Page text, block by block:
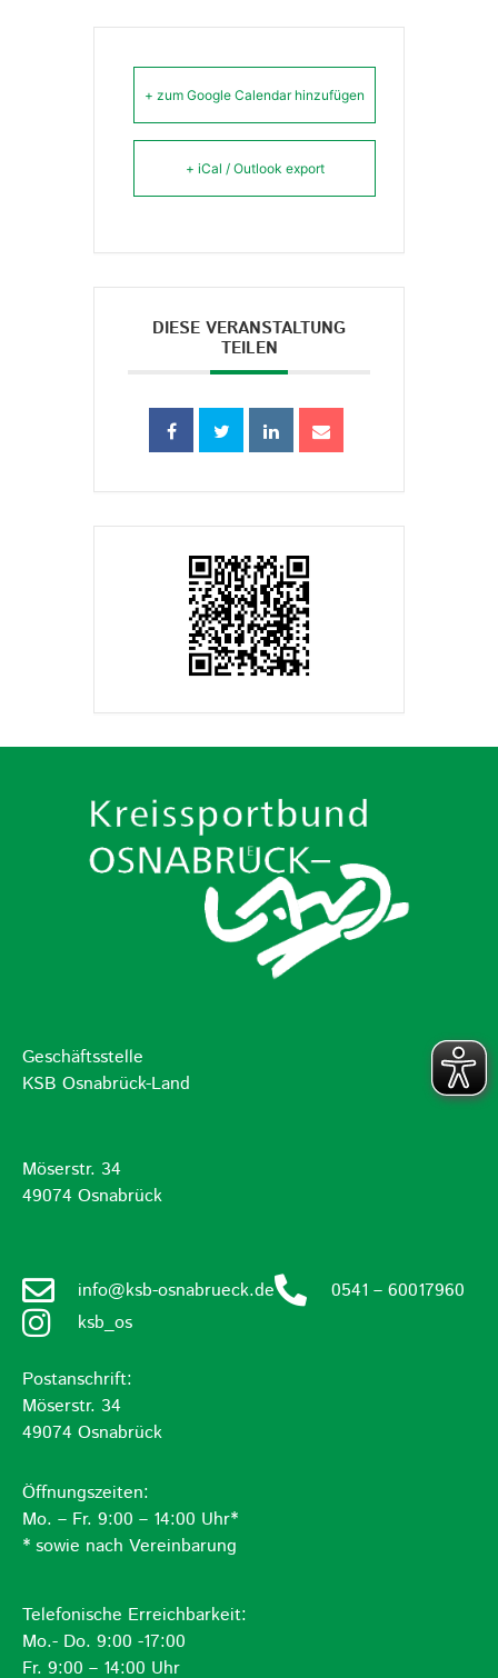
+ zum Google Calendar hinzufügen
+ iCal / Outlook export
DIESE VERANSTALTUNG
TEILEN
Geschäftsstelle
KSB Osnabrück-Land
Möserstr. 34
49074 Osnabrück
info@ksb-osnabrueck.de
0541 – 60017960
ksb_os
Postanschrift:
Möserstr. 34
49074 Osnabrück
Öffnungszeiten:
Mo. – Fr. 9:00 – 14:00 Uhr*
* sowie nach Vereinbarung
Telefonische Erreichbarkeit:
Mo.- Do. 9:00 -17:00
Fr. 9:00 – 14:00 Uhr